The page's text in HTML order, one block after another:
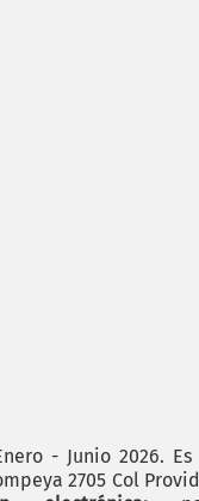
- Junio 2026.
2705 Col